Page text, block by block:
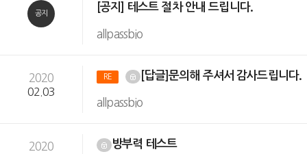
공지
[공지] 테스트 절차 안내 드립니다.
allpassbio
2020
02.03
RE [답글]문의해 주셔서 감사드립니다.
allpassbio
2020 방부력 테스트